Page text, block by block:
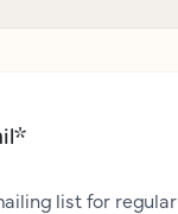
*
list for